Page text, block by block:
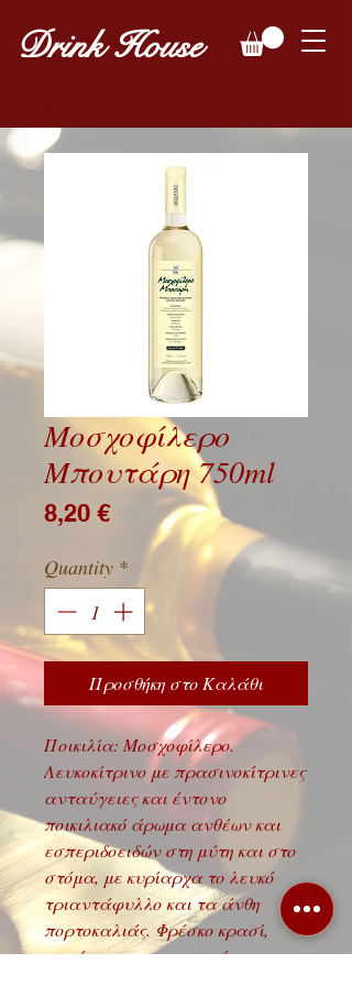
Drink House
Μοσχοφίλερο
Μπουτάρη 750ml
8,20 €Price
Quantity *
Προσθήκη στο Καλάθι
Ποικιλία: Μοσχοφίλερο.
Λευκοκίτρινο με πρασινοκίτρινες
ανταύγειες και έντονο
ποικιλιακό άρωμα ανθέων και
εσπεριδοειδών στη μύτη και στο
στόμα, με κυρίαρχα το λευκό
τριαντάφυλλο και τα άνθη
πορτοκαλιάς. Φρέσκο κρασί,
γεμάτο και ισορροπημένο με